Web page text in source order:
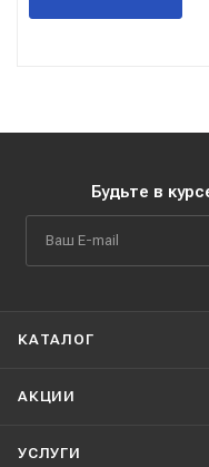
Будьте в
КАТАЛОГ
АКЦИИ
УСЛУГИ